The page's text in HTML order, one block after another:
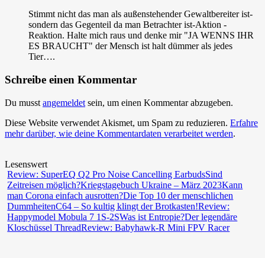
Stimmt nicht das man als außenstehender Gewaltbereiter ist-
sondern das Gegenteil da man Betrachter ist-Aktion -
Reaktion. Halte mich raus und denke mir "JA WENNS IHR
ES BRAUCHT" der Mensch ist halt dümmer als jedes
Tier….
Schreibe einen Kommentar
Du musst angemeldet sein, um einen Kommentar abzugeben.
Diese Website verwendet Akismet, um Spam zu reduzieren. Erfahre
mehr darüber, wie deine Kommentardaten verarbeitet werden.
Lesenswert
Review: SuperEQ Q2 Pro Noise Cancelling EarbudsSind
Zeitreisen möglich?Kriegstagebuch Ukraine – März 2023Kann
man Corona einfach ausrotten?Die Top 10 der menschlichen
DummheitenC64 – So kultig klingt der Brotkasten!Review:
Happymodel Mobula 7 1S-2SWas ist Entropie?Der legendäre
Kloschüssel ThreadReview: Babyhawk-R Mini FPV Racer